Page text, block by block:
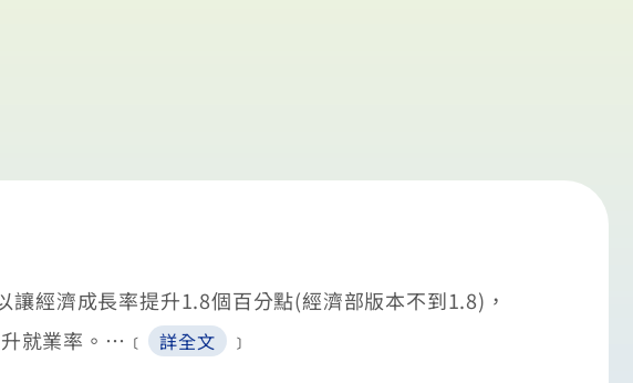
經濟成長率提升1.8個百分點(經濟部版本不到1.8)，
就業率。…﹝
詳全文 ﹞